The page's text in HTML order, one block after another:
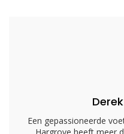
Een gepassioneerde